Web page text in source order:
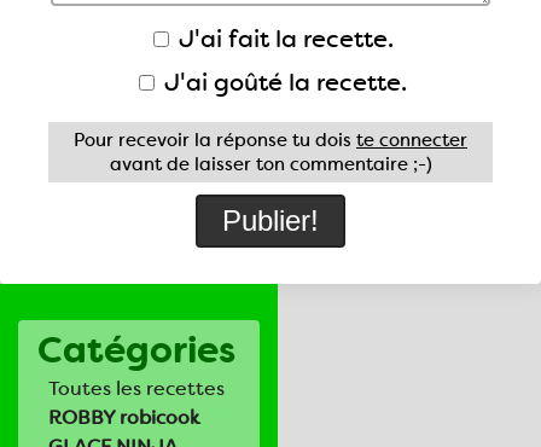
Catégories
Toutes les recettes
ROBBY robicook
J'ai fait la recette.
J'ai goûté la recette.
Pour recevoir la réponse tu dois te connecter
avant de laisser ton commentaire ;-)